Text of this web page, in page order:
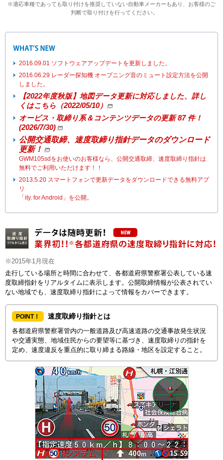
※適応車種であっても取り付けを推奨していない自動車メーカーもあり、お客様のご
判断で取り付けを行ってください。
2016.09.01 ソフトウェアアップデートを更新しました。
2016.06.29 レーダー探知機 オープニング音のミュート設定方法を公開
しました。
【2022年度秋版】地図データ更新に対応しました、詳し
くはこちら（2022/05/10）
オービス・取締り系＆コンテンツデータの更新 87 件！
(2026/7/30)
公開交通取締、速度取締り指針データのダウンロード
更新！
GWM105sdをお使いのお客様なら、公開交通取締、速度取締り指針は
無料でご利用いただけます！！
2013.5.20 スマートフォンで更新データをダウンロードできる無料アプ
リ
「ity. for Android」を公開。
※2015年1月現在
走行している場所と時間に合わせて、各都道府県警察署公表している速
度取締指針をリアルタイムに表示します。公開取締情報が公表されてい
ない地域でも、速度取締り指針によって情報をカバーできます。
POINT！ 速度取締り指針とは
各都道府県警察署管内の一般道路及び高速道路の交通事故発生状況
や交通実態、地域住民からの要望等に基づき、速度取締りの指針を
定め、速度違反を重点的に取り締まる路線・地区を設定すること。